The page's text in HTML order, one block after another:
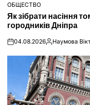
ОПУБЛІКУВАТИ
У
ОБЩЕСТВО
Як зібрати насіння
городників Дніпра
on04.08.2026Опубліковано
Наумова